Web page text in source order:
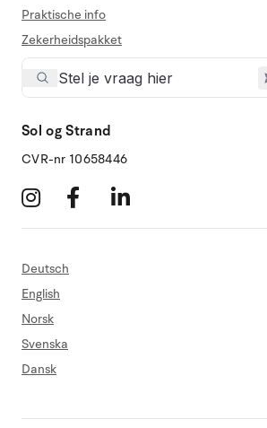
Praktische info
Zekerheidspakket
Sol og Strand
CVR-nr 10658446
Deutsch
English
Norsk
Svenska
Dansk